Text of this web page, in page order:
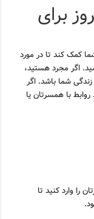
برای
کمک کند تا در مورد
اگر مجرد هستید،
شما باشد. اگر
با همسرتان یا
را وارد کنید تا